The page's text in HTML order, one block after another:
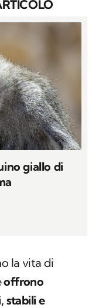
giallo di
la vita di
offrono
stabili e